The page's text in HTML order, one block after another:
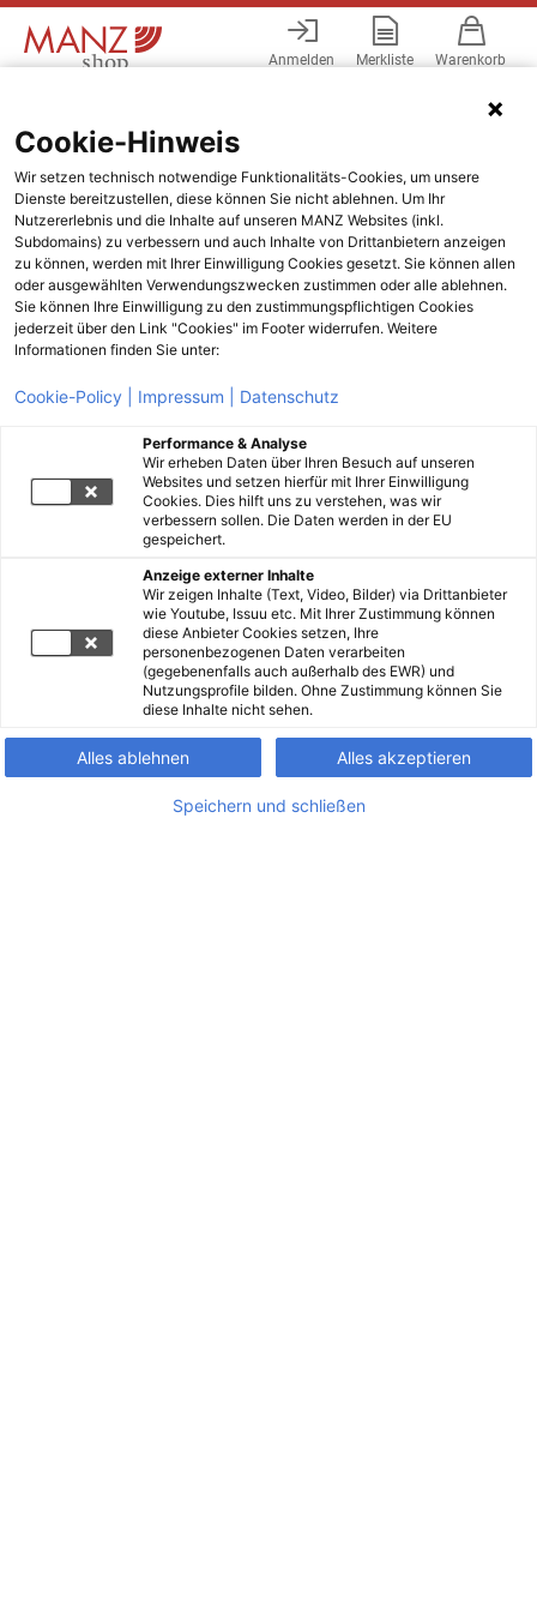
Anmelden Merkliste Warenkorb
Cookie-Hinweis
Wir setzen technisch notwendige Funktionalitäts-Cookies, um unsere
Dienste bereitzustellen, diese können Sie nicht ablehnen. Um Ihr
Nutzererlebnis und die Inhalte auf unseren MANZ Websites (inkl.
Subdomains) zu verbessern und auch Inhalte von Drittanbietern anzeigen
zu können, werden mit Ihrer Einwilligung Cookies gesetzt. Sie können allen
oder ausgewählten Verwendungszwecken zustimmen oder alle ablehnen.
Sie können Ihre Einwilligung zu den zustimmungspflichtigen Cookies
jederzeit über den Link "Cookies" im Footer widerrufen. Weitere
Informationen finden Sie unter:
Cookie-Policy | Impressum | Datenschutz
Performance & Analyse
Wir erheben Daten über Ihren Besuch auf unseren
Websites und setzen hierfür mit Ihrer Einwilligung
Cookies. Dies hilft uns zu verstehen, was wir
verbessern sollen. Die Daten werden in der EU
gespeichert.
Anzeige externer Inhalte
Wir zeigen Inhalte (Text, Video, Bilder) via Drittanbieter
wie Youtube, Issuu etc. Mit Ihrer Zustimmung können
diese Anbieter Cookies setzen, Ihre
personenbezogenen Daten verarbeiten
(gegebenenfalls auch außerhalb des EWR) und
Nutzungsprofile bilden. Ohne Zustimmung können Sie
diese Inhalte nicht sehen.
Alles ablehnen Alles akzeptieren
Speichern und schließen